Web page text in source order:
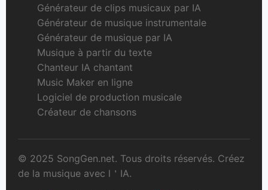
Générateur de clips musicaux par IA
Générateur de musique instrumentale
Générateur de musique par IA
Musique à partir du texte
Chanteur IA chantant
Music Maker en ligne
Logiciel de production musicale
Créateur de chansons
© 2025 SongGen.net. Tous droits réservés. Créez
de la musique avec l＇IA.